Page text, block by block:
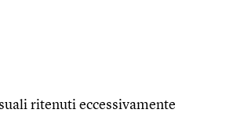
ritenuti eccessivamente